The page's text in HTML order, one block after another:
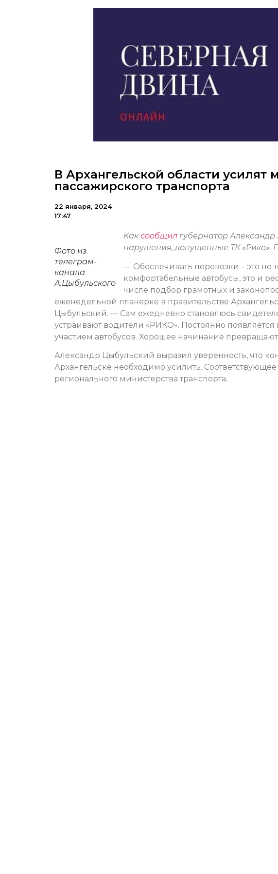
В Архангельской области усилят
пассажирского транспорта
22 января, 2024
17:47
Фото из
телеграм-
канала
А.Цыбульского
Каксообщил губернатор
нарушения, допущенные ТК «Рико».
— Обеспечивать перевозки – это не
комфортабельные автобусы, это и
числе подбор грамотных и
еженедельной планерке в правительстве
Цыбульский. — Сам ежедневно становлюсь
устраивают водители «РИКО». Постоянно
участием автобусов. Хорошее начинание
Александр Цыбульский выразил уверенность, что
Архангельске необходимо усилить.
регионального министерства транспорта.